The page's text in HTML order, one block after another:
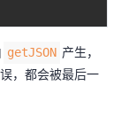
getJSON 产生，
，都会被最后一